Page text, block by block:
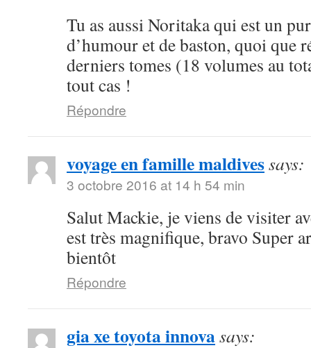
Tu as aussi Noritaka qui est un
d’humour et de baston, quoi que
derniers tomes (18 volumes au
tout cas !
Répondre
voyage en famille maldivessays:
3 octobre 2016 at 14 h 54 min
Salut Mackie, je viens de visiter
est très magnifique, bravo Super
bientôt
Répondre
gia xe toyota innovasays: